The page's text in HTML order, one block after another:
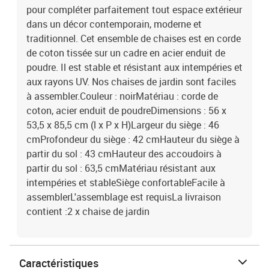
pour compléter parfaitement tout espace extérieur
dans un décor contemporain, moderne et
traditionnel. Cet ensemble de chaises est en corde
de coton tissée sur un cadre en acier enduit de
poudre. Il est stable et résistant aux intempéries et
aux rayons UV. Nos chaises de jardin sont faciles
à assembler.Couleur : noirMatériau : corde de
coton, acier enduit de poudreDimensions : 56 x
53,5 x 85,5 cm (l x P x H)Largeur du siège : 46
cmProfondeur du siège : 42 cmHauteur du siège à
partir du sol : 43 cmHauteur des accoudoirs à
partir du sol : 63,5 cmMatériau résistant aux
intempéries et stableSiège confortableFacile à
assemblerL'assemblage est requisLa livraison
contient :2 x chaise de jardin
Caractéristiques